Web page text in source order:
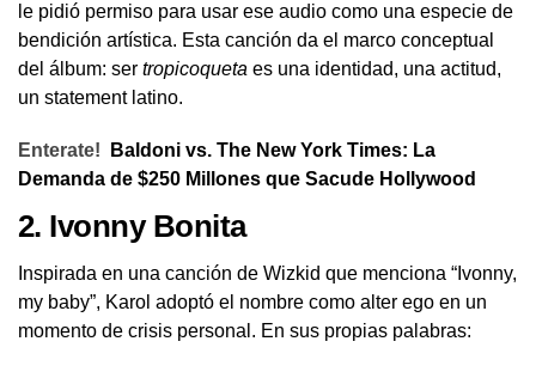
le pidió permiso para usar ese audio como una especie de
bendición artística. Esta canción da el marco conceptual
del álbum: ser tropicoqueta es una identidad, una actitud,
un statement latino.
Enterate!
Baldoni vs. The New York Times: La
Demanda de $250 Millones que Sacude Hollywood
2. Ivonny Bonita
Inspirada en una canción de Wizkid que menciona “Ivonny,
my baby”, Karol adoptó el nombre como alter ego en un
momento de crisis personal. En sus propias palabras: